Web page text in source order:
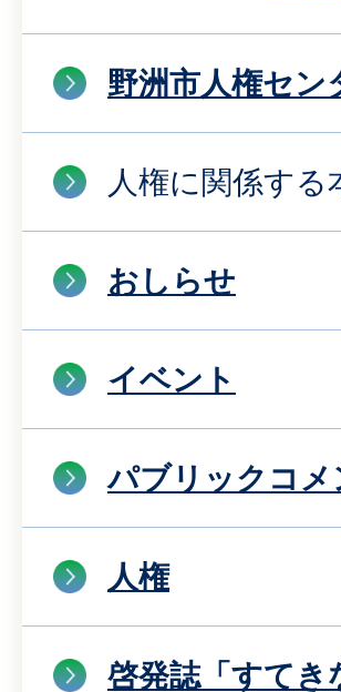
野洲市人権セン
人権に関係する
おしらせ
イベント
パブリックコメ
人権
啓発誌「すてき